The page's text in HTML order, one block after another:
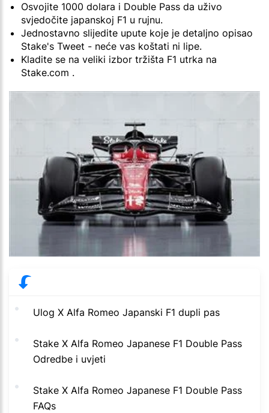
Osvojite 1000 dolara i Double Pass da uživo
svjedočite japanskoj F1 u rujnu.
Jednostavno slijedite upute koje je detaljno opisao
Stake's Tweet - neće vas koštati ni lipe.
Kladite se na veliki izbor tržišta F1 utrka na
Stake.com .
Ulog X Alfa Romeo Japanski F1 dupli pas
Stake X Alfa Romeo Japanese F1 Double Pass
Odredbe i uvjeti
Stake X Alfa Romeo Japanese F1 Double Pass
FAQs